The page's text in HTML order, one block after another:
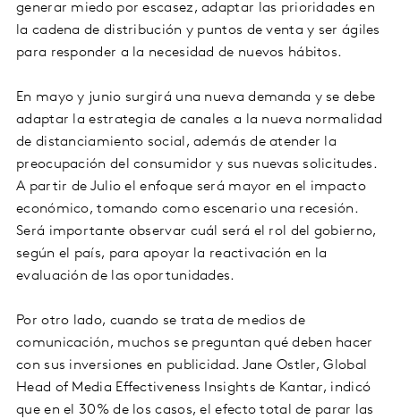
generar miedo por escasez, adaptar las prioridades en
la cadena de distribución y puntos de venta y ser ágiles
para responder a la necesidad de nuevos hábitos.
En mayo y junio surgirá una nueva demanda y se debe
adaptar la estrategia de canales a la nueva normalidad
de distanciamiento social, además de atender la
preocupación del consumidor y sus nuevas solicitudes.
A partir de Julio el enfoque será mayor en el impacto
económico, tomando como escenario una recesión.
Será importante observar cuál será el rol del gobierno,
según el país, para apoyar la reactivación en la
evaluación de las oportunidades.
Por otro lado, cuando se trata de medios de
comunicación, muchos se preguntan qué deben hacer
con sus inversiones en publicidad. Jane Ostler, Global
Head of Media Effectiveness Insights de Kantar, indicó
que en el 30% de los casos, el efecto total de parar las